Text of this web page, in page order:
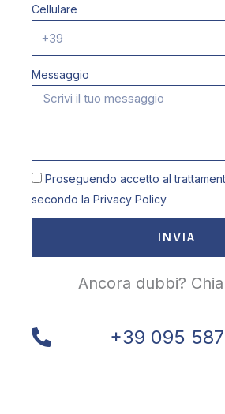
Cellulare
Messaggio
Proseguendo accetto al
secondo la Privacy Policy
INVIA
Ancora dubbi?
+39 095